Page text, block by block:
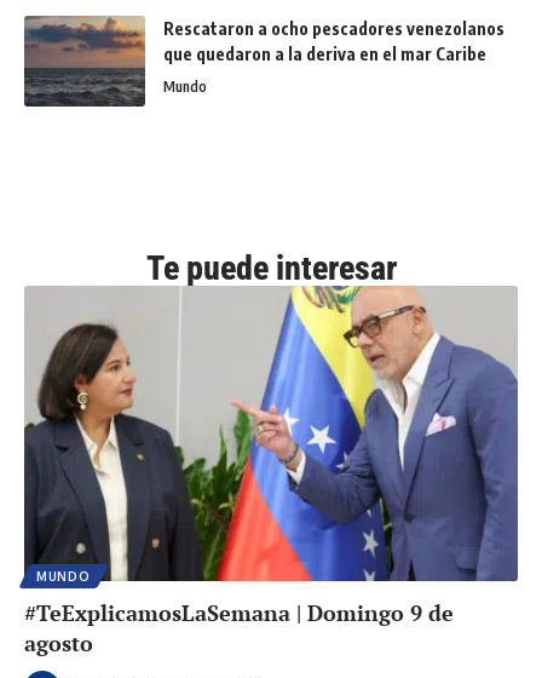
Rescataron a ocho pescadores venezolanos
que quedaron a la deriva en el mar Caribe
Mundo
Te puede interesar
MUNDO
#TeExplicamosLaSemana | Domingo 9 de
agosto